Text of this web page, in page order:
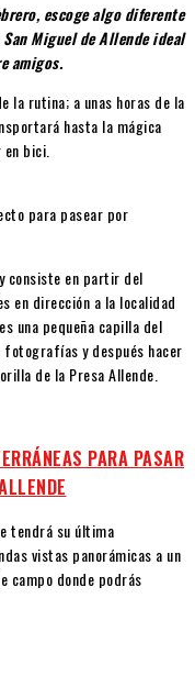
escoge algo diferente
Miguel de Allende ideal
amigos.
la rutina; a unas horas de la
hasta la mágica
bici.
para pasear por
consiste en partir del
en dirección a la localidad
una pequeña capilla del
y después hacer
de la Presa Allende.
PARA PASAR
tendrá su última
vistas panorámicas a un
campo donde podrás